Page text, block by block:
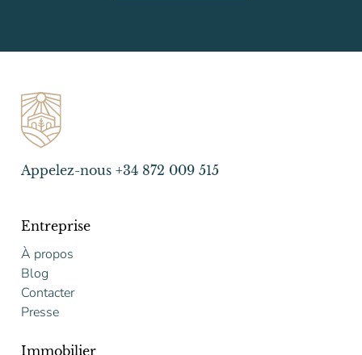
Appelez-nous +34 872 009 515
Entreprise
À propos
Blog
Contacter
Presse
Immobilier